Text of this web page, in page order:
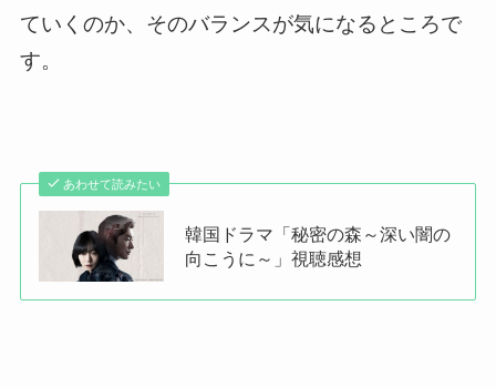
ていくのか、そのバランスが気になるところで
す。
あわせて読みたい
韓国ドラマ「秘密の森～深い闇の
向こうに～」視聴感想